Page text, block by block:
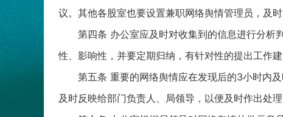
议。其他各股室也要设置兼职网络舆情管理员，及
第四条 办公室应及时对收集到的信息进行分析
性、影响性，并要定期归纳，有针对性的提出工作建
第五条 重要的网络舆情应在发现后的3小时内
及时反映给部门负责人、局领导，以便及时作出处理